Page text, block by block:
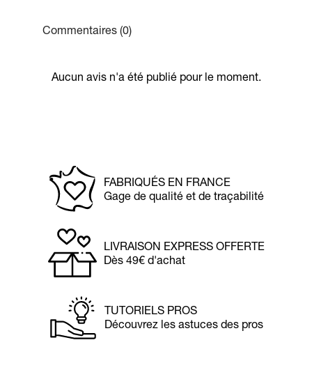
Commentaires (0)
Aucun avis n'a été publié pour le moment.
FABRIQUÉS EN FRANCE
Gage de qualité et de traçabilité
LIVRAISON EXPRESS OFFERTE
Dès 49€ d'achat
TUTORIELS PROS
Découvrez les astuces des pros